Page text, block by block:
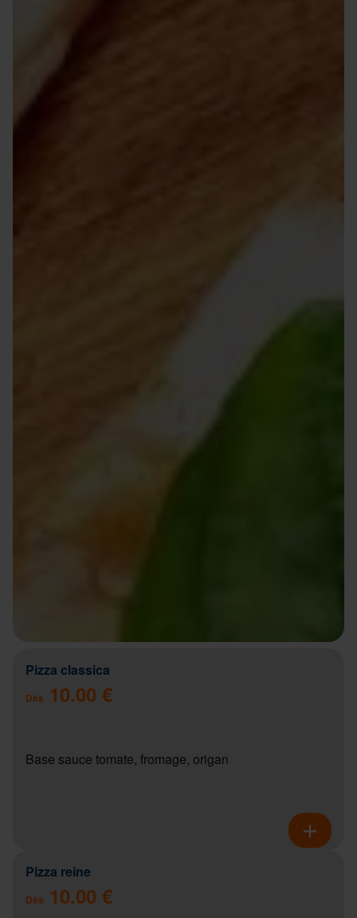
Pizza classica
Dès 10.00 €
Base sauce tomate, fromage, origan
Pizza reine
Dès 10.00 €